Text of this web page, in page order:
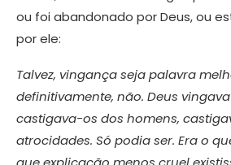
ou foi abandonado por Deus, ou
por ele:
Talvez, vingança seja palavra
definitivamente, não. Deus
castigava-os dos homens,
atrocidades. Só podia ser. Era o